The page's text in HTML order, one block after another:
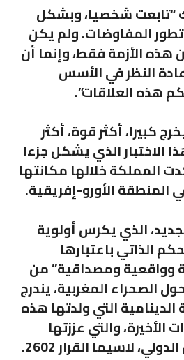
“تابعت شخصيا، وبشكل
المفاوضات. ولم يكن
الأزمة فقط، وإنما أن
النظر في الأسس
هذه العلاقات”.
كبيرا، أكثر قوة، أكثر
الاختبار الذي يشكل جزءا
المملكة خلالها مكانتها
المنطقة الأورو-إفريقية.
الذي يكرس أولوية
الذاتي باعتبارها
وواقعية ومصداقية” من
الصحراء المغربية، يندرج
التي ولدتها هذه
الأخيرة، والتي عززتها
لاسيما القرار 2602.